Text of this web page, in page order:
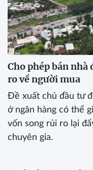
Cho phép bán nhà
ro về người mua
Đề xuất chủ đầu tư
ở ngân hàng có thể
vốn song rủi ro lại
chuyên gia.